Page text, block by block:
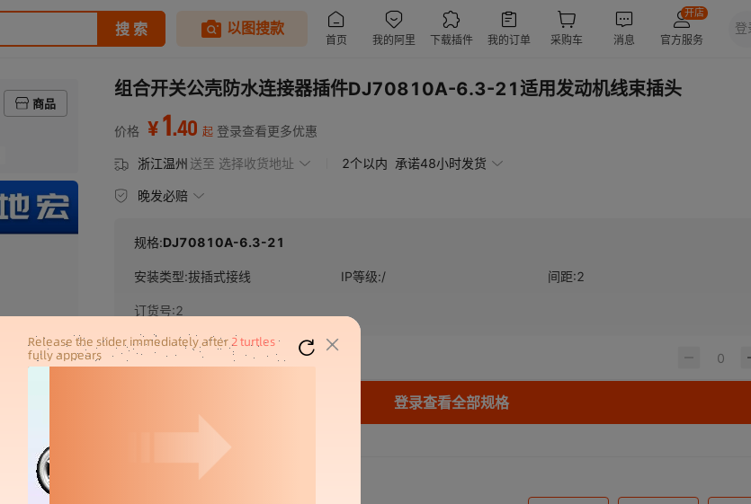
商品
组合开关公壳防水连接器插件DJ70810A-6.3-21适用发动机线束插头
价格 ¥1.40 起 登录查看更多优惠
浙江温州 送至 选择收货地址 2个以内 承诺48小时发货
晚发必赔
规格:DJ70810A-6.3-21
安装类型:拔插式接线 IP等级:/ 间距:2
订货号:2
¥ 1.4 库存 4994990
登录查看全部规格